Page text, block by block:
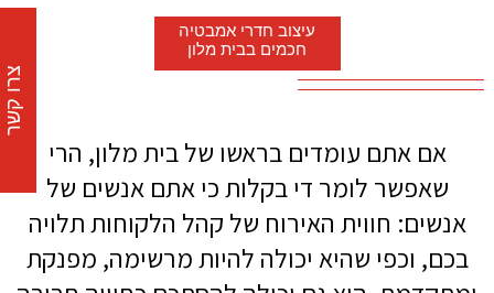
עיצוב חדרי אמבטיה
חכמים בבית מלון
אם אתם עומדים בראשו של בית מלון, הרי
שאפשר לומר די בקלות כי אתם אנשים של
אנשים: חווית האירוח של קהל הלקוחות תלויה
בכם, וכפי שהיא יכולה להיות מרשימה, מפנקת
צרו קשר